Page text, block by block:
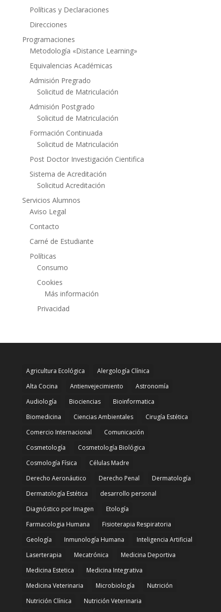
Políticas y Declaraciones
Direcciones
Programaciones
Metodología «Distance Learning»
Equivalencias Académicas
Admisión Pregrado
Solicitud de Matriculación
Admisión Postgrado
Solicitud de Matriculación
Formación Continuada
Solicitud de Matriculación
Post Doctor Investigación Cientifica
Sistema de Acreditación
Solicitud Acreditación
Servicios Alumnos
Aviso Legal
Contacto
Carné de Estudiante
Políticas
Consumo
Cookies
Más información
Privacidad
Agricultura Ecológica
Alergología Clínica
Alta Cocina
Antienvejecimiento
Astronomía
Audiología
Biociencias
Bioinformatica
Biomedicina
Ciencias Ambientales
Cirugía Estética
Comercio Internacional
Comunicación
Cosmetología
Cosmetología Biológica
Cosmología Física
Células Madre
Derecho Aeronáutico
Derecho Penal
Dermatología
Dermatología Estética
desarrollo personal
Diagnóstico por Imagen
Etología
Farmacologia Humana
Fisioterapia Respiratoria
Geología
Inmunología Humana
Inteligencia Artificial
Laserterapia
Mecatrónica
Medicina Deportiva
Medicina Estetica
Medicina Integrativa
Medicina Veterinaria
Microbiología
Nutrición
Nutrición Clínica
Nutrición Veterinaria